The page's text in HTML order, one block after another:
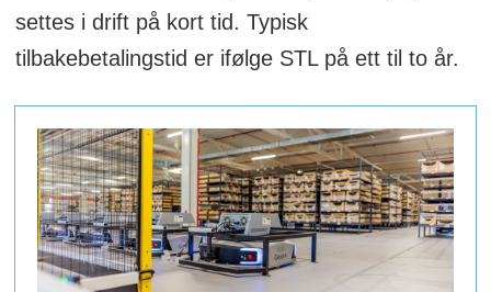
settes i drift på kort tid. Typisk
tilbakebetalingstid er ifølge STL på ett til to år.